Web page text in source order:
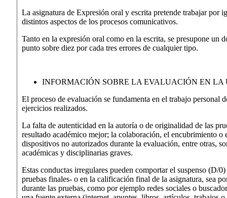
La asignatura de Expresión oral y escrita pretende trabajar por
distintos aspectos de los procesos comunicativos.
Tanto en la expresión oral como en la escrita, se presupone
punto sobre diez por cada tres errores de cualquier tipo.
INFORMACIÓN SOBRE LA EVALUACIÓN EN LA
El proceso de evaluación se fundamenta en el trabajo
ejercicios realizados.
La falta de autenticidad en la autoría o de originalidad de las
resultado académico mejor; la colaboración, el encubrimiento
dispositivos no autorizados durante la evaluación, entre otras,
académicas y disciplinarias graves.
Estas conductas irregulares pueden comportar el suspenso (D/
pruebas finales- o en la calificación final de la asignatura, sea
durante las pruebas, como por ejemplo redes sociales o